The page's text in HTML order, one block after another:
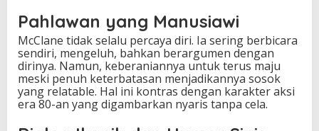
Pahlawan yang Manusiawi
McClane tidak selalu percaya diri. Ia sering berbicara
sendiri, mengeluh, bahkan berargumen dengan
dirinya. Namun, keberaniannya untuk terus maju
meski penuh keterbatasan menjadikannya sosok
yang relatable. Hal ini kontras dengan karakter aksi
era 80-an yang digambarkan nyaris tanpa cela.